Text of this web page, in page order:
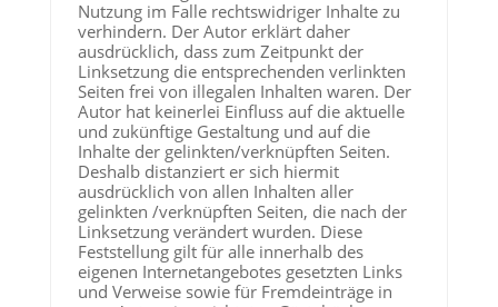
Nutzung im Falle rechtswidriger Inhalte zu
verhindern. Der Autor erklärt daher
ausdrücklich, dass zum Zeitpunkt der
Linksetzung die entsprechenden verlinkten
Seiten frei von illegalen Inhalten waren. Der
Autor hat keinerlei Einfluss auf die aktuelle
und zukünftige Gestaltung und auf die
Inhalte der gelinkten/verknüpften Seiten.
Deshalb distanziert er sich hiermit
ausdrücklich von allen Inhalten aller
gelinkten /verknüpften Seiten, die nach der
Linksetzung verändert wurden. Diese
Feststellung gilt für alle innerhalb des
eigenen Internetangebotes gesetzten Links
und Verweise sowie für Fremdeinträge in